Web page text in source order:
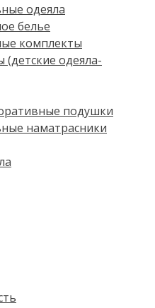
одеяла
белье
комплекты
(детские одеяла-
подушки
наматрасники